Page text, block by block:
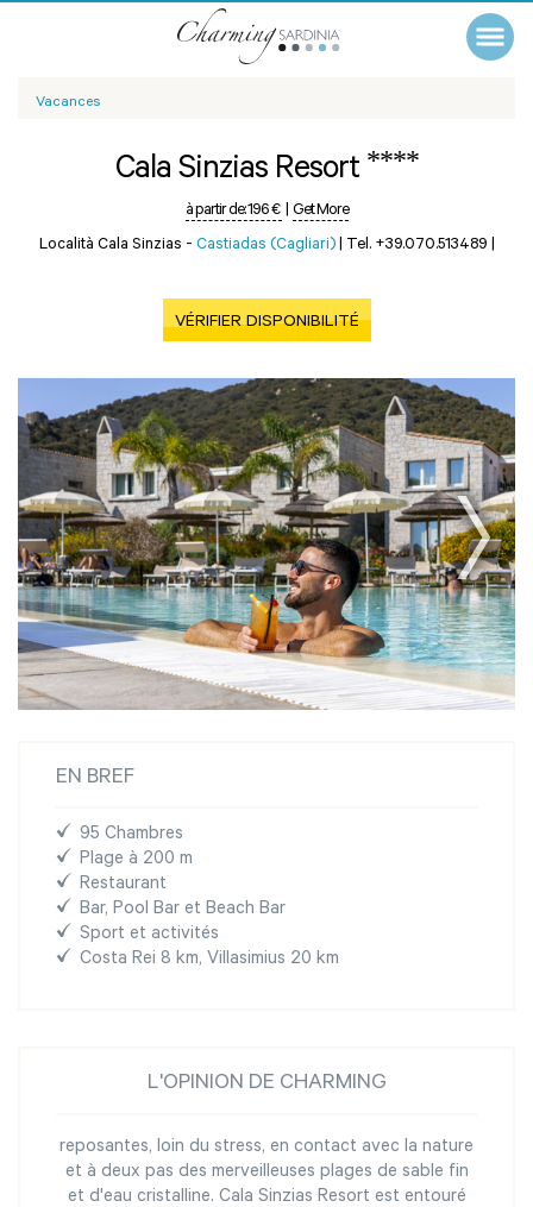
Vacances
Cala Sinzias Resort ****
à partir de:196 € | Get More
Località Cala Sinzias - Castiadas (Cagliari) | Tel. +39.070.513489 |
VÉRIFIER DISPONIBILITÉ
EN BREF
95 Chambres
Plage à 200 m
Restaurant
Bar, Pool Bar et Beach Bar
Sport et activités
Costa Rei 8 km, Villasimius 20 km
L'OPINION DE CHARMING
reposantes, loin du stress, en contact avec la nature
et à deux pas des merveilleuses plages de sable fin
et d'eau cristalline. Cala Sinzias Resort est entouré